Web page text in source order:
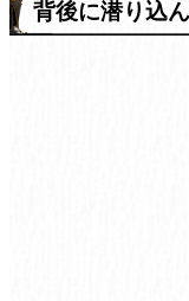
背後に潜り込